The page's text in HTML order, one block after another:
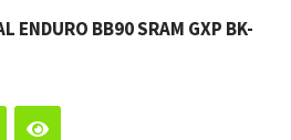
ENDURO BB90 SRAM GXP BK-